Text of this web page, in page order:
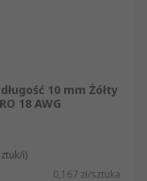
10 mm Żółty
18 AWG
i)
0,167 zł/sztuka